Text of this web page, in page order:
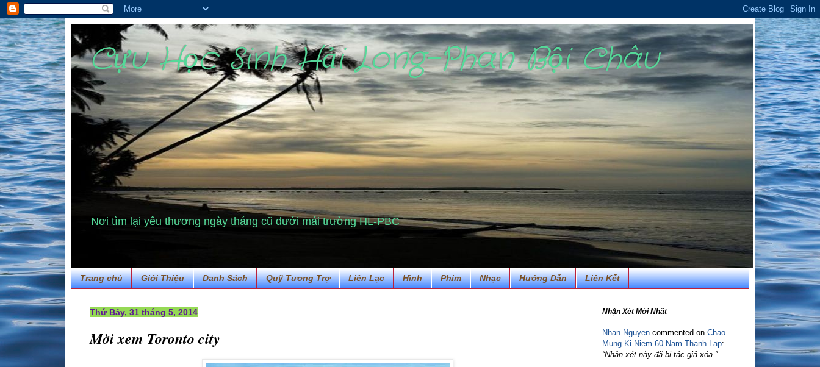
Cựu Học Sinh Hải Long-Phan Bội Châu
Nơi tìm lại yêu thương ngày tháng cũ dưới mái trường HL-PBC
Trang chủ Giới Thiệu Danh Sách Quỹ Tương Trợ Liên Lạc Hình Phim Nhạc Hướng Dẫn Liên Kết
Thứ Bảy, 31 tháng 5, 2014
Mời xem Toronto city
Nhận Xét Mới Nhất
Nhan Nguyen commented on Chao
Mung Ki Niem 60 Nam Thanh Lap:
“Nhận xét này đã bị tác giả xóa.”